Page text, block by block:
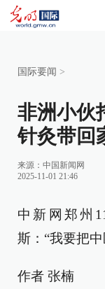
国际要闻 >
非洲小伙
针灸带回
来源： 中国新闻网
2025-11-01 21:46
中新网郑州
斯：“我要把
作者 张楠